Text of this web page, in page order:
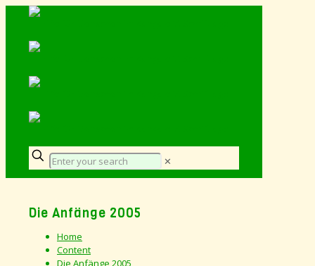
✕
Die Anfänge 2005
Home
Content
Die Anfänge 2005